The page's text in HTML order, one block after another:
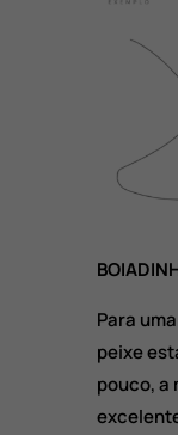
Para
peixe
pouco, a